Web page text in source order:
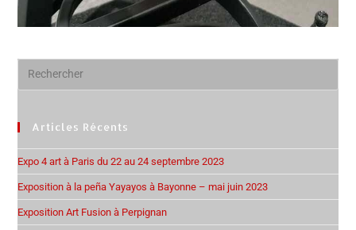
Articles Récents
Expo 4 art à Paris du 22 au 24 septembre 2023
Exposition à la peña Yayayos à Bayonne – mai juin 2023
Exposition Art Fusion à Perpignan